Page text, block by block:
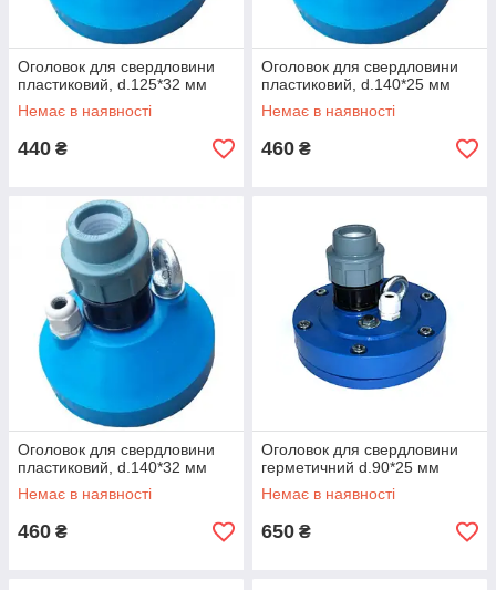
Оголовок для свердловини
пластиковий, d.125*32 мм
Немає в наявності
440 ₴
Оголовок для свердловини
пластиковий, d.140*25 мм
Немає в наявності
460 ₴
Оголовок для свердловини
пластиковий, d.140*32 мм
Немає в наявності
460 ₴
Оголовок для свердловини
герметичний d.90*25 мм
Немає в наявності
650 ₴